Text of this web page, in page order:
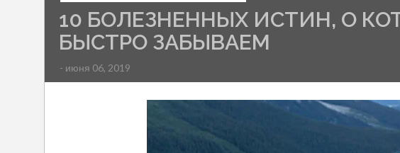
10 БОЛЕЗНЕННЫХ ИСТИН, О
БЫСТРО ЗАБЫВАЕМ
- июня 06, 2019